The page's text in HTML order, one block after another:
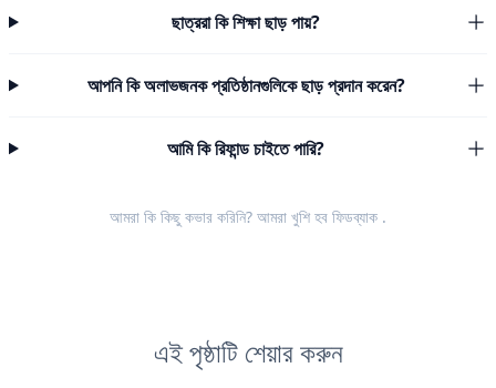
ছাত্ররা কি শিক্ষা ছাড় পায়?
আপনি কি অলাভজনক প্রতিষ্ঠানগুলিকে ছাড় প্রদান করেন?
আমি কি রিফান্ড চাইতে পারি?
আমরা কি কিছু কভার করিনি? আমরা খুশি হব ফিডব্যাক .
এই পৃষ্ঠাটি শেয়ার করুন